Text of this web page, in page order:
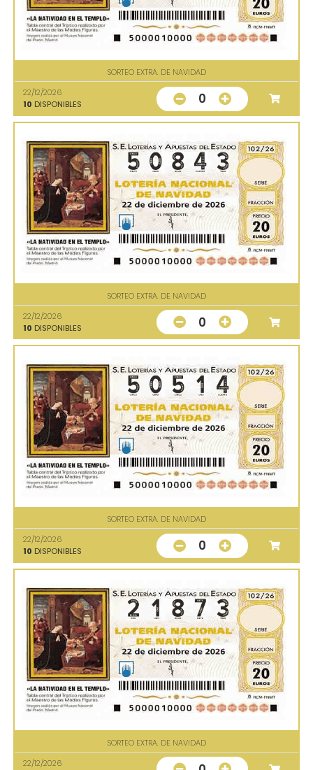
SORTEO EXTRA. DE NAVIDAD
22/12/2026
10 DISPONIBLES 0
SORTEO EXTRA. DE NAVIDAD
22/12/2026
10 DISPONIBLES 0
SORTEO EXTRA. DE NAVIDAD
22/12/2026
10 DISPONIBLES 0
SORTEO EXTRA. DE NAVIDAD
22/12/2026